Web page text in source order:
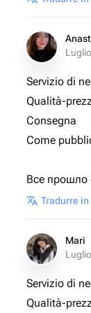
Servizio di
Qualità-
Consegna
Come
Все прошло
Tradurre
Mari
Servizio di
Qualità-